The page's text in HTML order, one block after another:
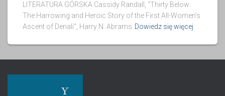
LITERATURA GÓRSKA Cassidy Randall, “Thirty Below:
The Harrowing and Heroic Story of the First All-Women’s
Ascent of Denali”, Harry N. Abrams Dowiedz się więcej